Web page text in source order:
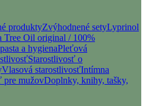
produktyZvýhodnené setyLyprinol
Tree Oil original / 100%
a hygienaPleťová
Starostlivosť o
Vlasová starostlivosťIntímna
pre mužovDoplnky, knihy, tašky,